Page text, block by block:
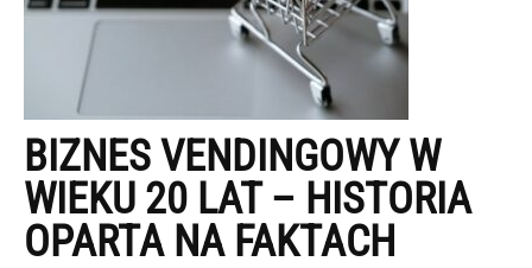
BIZNES VENDINGOWY W
WIEKU 20 LAT – HISTORIA
OPARTA NA FAKTACH